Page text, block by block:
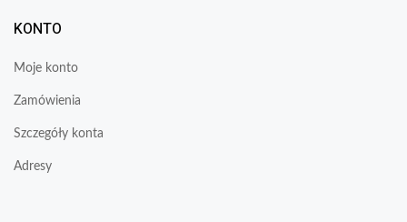
KONTO
Moje konto
Zamówienia
Szczegóły konta
Adresy